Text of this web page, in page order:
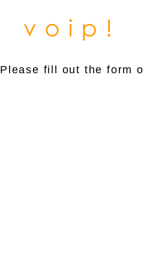
Please fill out the form